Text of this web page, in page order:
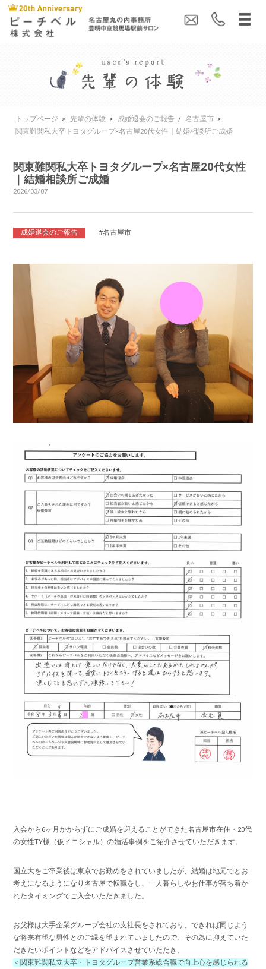
トップページ > 先輩の体験 > 成婚退会のご報告 / 名古屋市 >
関東難関私大卒トヨタグループ×名古屋20代女性｜結婚相談所ご成婚
関東難関私大卒トヨタグループ×名古屋20代女性
｜結婚相談所ご成婚
2026/03/07
成婚退会のご報告 #名古屋市
入会から6ヶ月かからずにご成婚を迎えることができた名古屋市在住・20代
の女性TY様（仮イニシャル）の婚活事例をご紹介させていただきます。
国立大をご卒業後は東京でお勤めをされていましたが、結婚は地元でとお
考えになるようになり名古屋で転職をし、一人暮らしやお仕事が落ち着か
れたタイミングでご入会いただきました。
お父様は大手企業グループ会社の支社長をされており、できれば同じよう
な将来有望な男性とのご縁を望まれていましたので、その為に抑えていた
だきたいポイントなどをアドバイスさせていただき、
＜関東難関私立大卒・トヨタグループ営業系総合職で向上心を感じられる